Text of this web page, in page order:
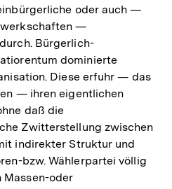
oder auch —
—
Bürgerlich-
dominierte
Diese erfuhr — das
— ihren eigentlichen
daß die
Zwitterstellung zwischen
indirekter Struktur und
bzw. Wählerpartei völlig
Massen-oder